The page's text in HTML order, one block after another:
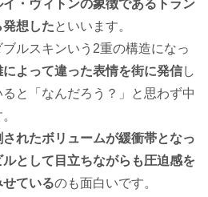
・ヴィトンの象徴であるトラン
想したといいます。
ルスキンいう2重の構造になっ
によって違った表情を街に発信し
と「なんだろう？」と思わず中
れたボリュームが緩衝帯となっ
として目立ちながらも圧迫感を
ているのも面白いです。